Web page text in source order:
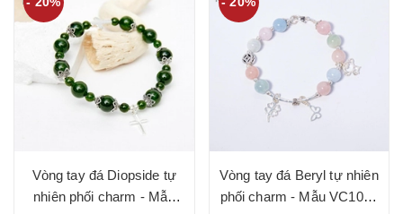
Vòng tay đá Diopside tự
nhiên phối charm - Mẫu
Vòng tay đá Beryl tự nhiên
phối charm - Mẫu VC1032